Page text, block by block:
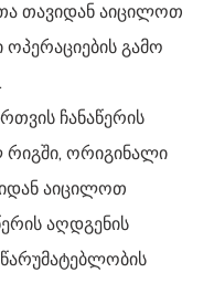
თავიდან აიცილოთ
გამო
ჩანაწერის
რიგში, ორიგინალი
აიცილოთ
აღდგენის